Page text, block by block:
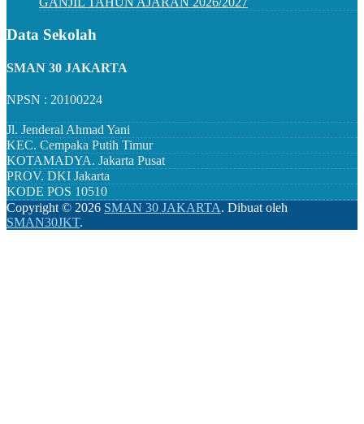
Data Sekolah
SMAN 30 JAKARTA
NPSN : 20100224
Jl. Jenderal Ahmad Yani
KEC. Cempaka Putih Timur
KOTAMADYA. Jakarta Pusat
PROV. DKI Jakarta
KODE POS 10510
Copyright © 2026 SMAN 30 JAKARTA. Dibuat oleh
SMAN30JKT.